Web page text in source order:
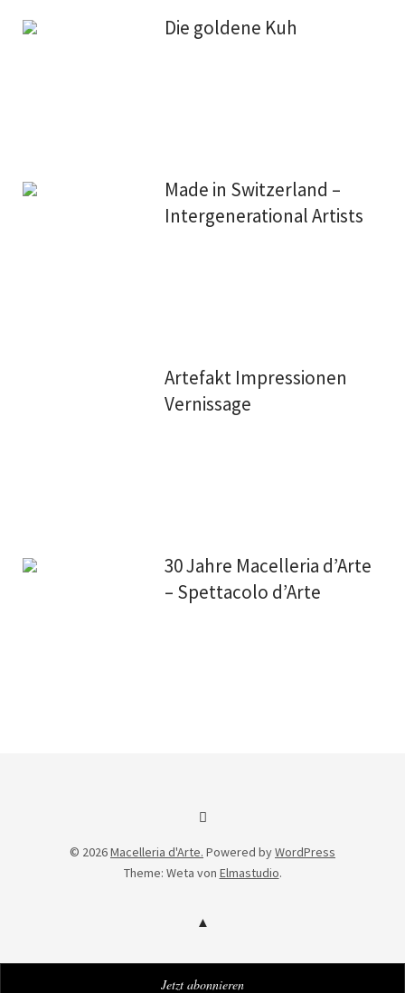
Die goldene Kuh
Made in Switzerland –
Intergenerational Artists
Artefakt Impressionen
Vernissage
30 Jahre Macelleria d’Arte
– Spettacolo d’Arte
Facebook
© 2026Macelleria d'Arte. Powered byWordPress
Theme: Weta von Elmastudio.
Jetzt abonnieren